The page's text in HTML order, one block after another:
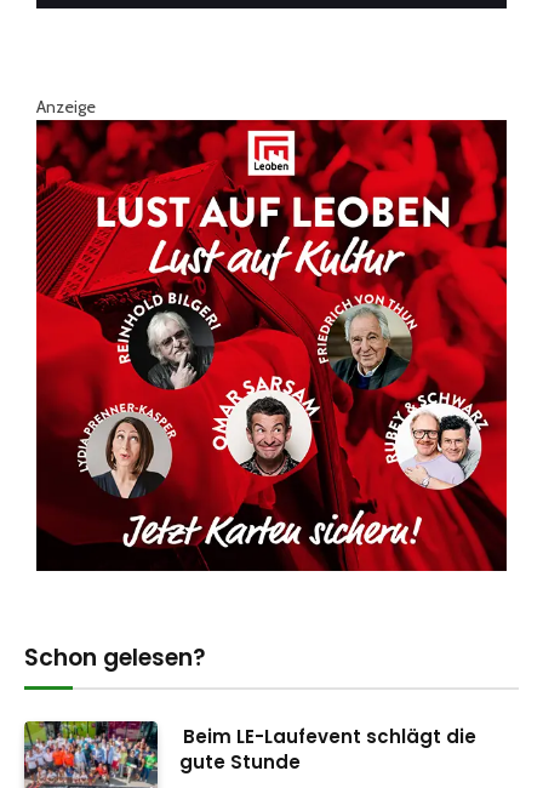
Anzeige
Schon gelesen?
Beim LE-Laufevent schlägt die
gute Stunde